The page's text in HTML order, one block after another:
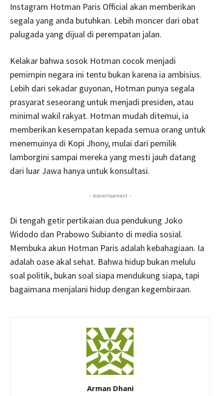
Instagram Hotman Paris Official akan memberikan
segala yang anda butuhkan. Lebih moncer dari obat
palugada yang dijual di perempatan jalan.
Kelakar bahwa sosok Hotman cocok menjadi
pemimpin negara ini tentu bukan karena ia ambisius.
Lebih dari sekadar guyonan, Hotman punya segala
prasyarat seseorang untuk menjadi presiden, atau
minimal wakil rakyat. Hotman mudah ditemui, ia
memberikan kesempatan kepada semua orang untuk
menemuinya di Kopi Jhony, mulai dari pemilik
lamborgini sampai mereka yang mesti jauh datang
dari luar Jawa hanya untuk konsultasi.
- Advertisement -
Di tengah getir pertikaian dua pendukung Joko
Widodo dan Prabowo Subianto di media sosial.
Membuka akun Hotman Paris adalah kebahagiaan. Ia
adalah oase akal sehat. Bahwa hidup bukan melulu
soal politik, bukan soal siapa mendukung siapa, tapi
bagaimana menjalani hidup dengan kegembiraan.
Arman Dhani